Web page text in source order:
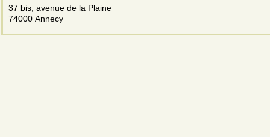
37 bis, avenue de la Plaine
74000 Annecy